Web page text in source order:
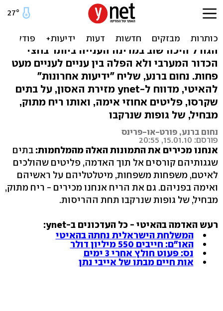
דיווח מיוחד מהאיטי: אפילו
הממשלה יושבת ובוהה
הגורל היכה שוב במדינה הענייה ביותר בחצי
הכדור המערבי ולא הפלה בין עניים לעניים מעט
פחות. נחום ברנע, שליח "ידיעות אחרונות"
להאיטי, מדווח ל-ynet מזירת האסון, על בתים
שקרסו, פליטים אחוזי אימה, ואותו ריח מתוק,
מבחיל, של גופות שנרקבו
נחום ברנע, פורט-או-פרינס
פורסם: 15.01.10, 20:55
אנחנו מכירים את התמונות האלה מהמלחמות: בתים
שגגותיהם קורסים אל תוך האדמה, פליטים שהולכים
לאיטם, משפחות משפחות, מיטלטליהם על ראשיהם
ואימה בפניהם. גם את הריח אנחנו מכירים - ריח מתוק,
מבחיל, של גופות שנרקבו תחת ההריסות.
רעש האדמה בהאיטי - כל העדכונים ב-ynet:
המשלחת הישראלית נחתה בהאיטי
האו"ם: חייבים 550 מיליון דולר
נס: פעוט חולץ אחרי 3 ימים
אות חיים מבתו של אייבי נתן